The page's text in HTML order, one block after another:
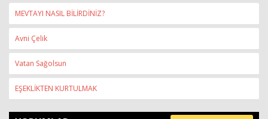
MEVTAYI NASIL BİLİRDİNİZ?
Avni Çelik
Vatan Sağolsun
EŞEKLİKTEN KURTULMAK